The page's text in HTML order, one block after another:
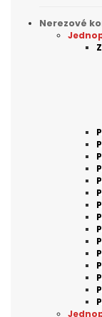
Nerezové